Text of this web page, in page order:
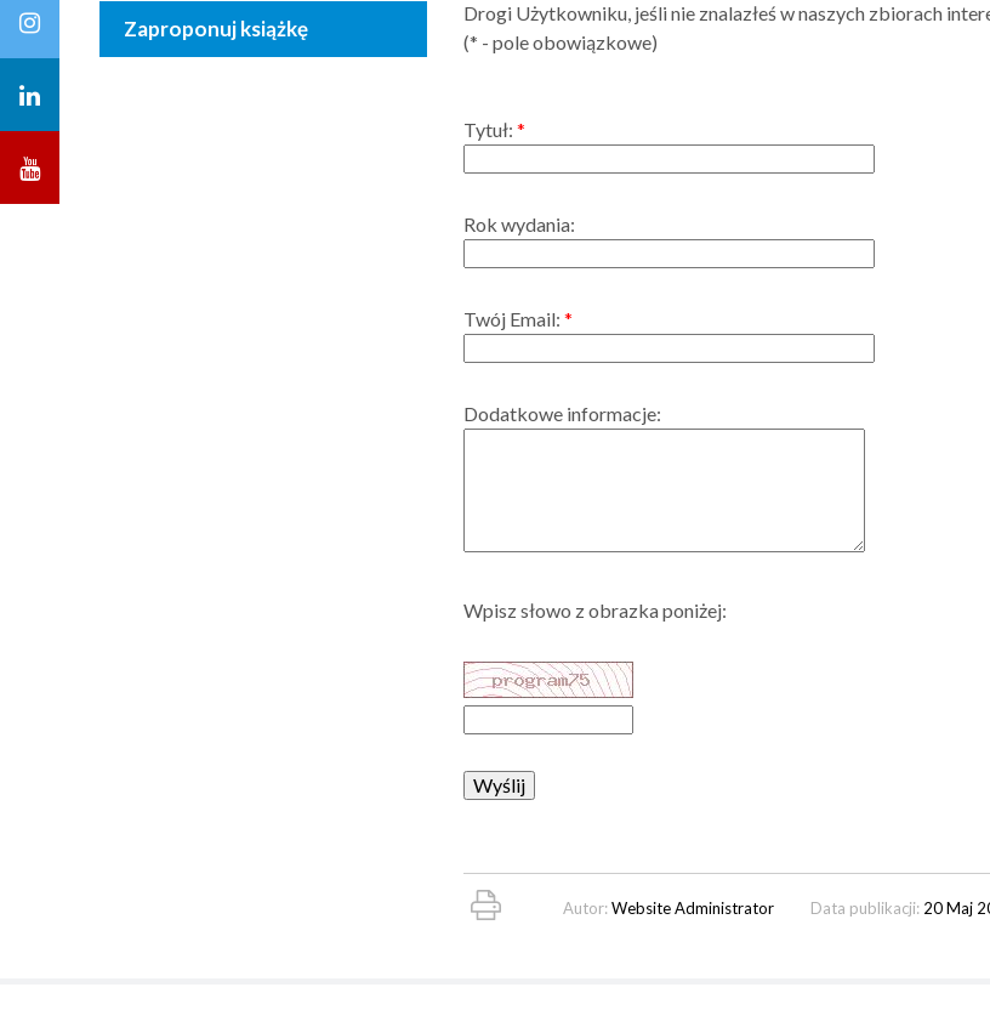
Zaproponuj książkę
Drogi Użytkowniku, jeśli nie znalazłeś w naszych zbiorach
(* - pole obowiązkowe)
Tytuł: *
Rok wydania:
Twój Email: *
Dodatkowe informacje:
Wpisz słowo z obrazka poniżej:
Autor:Website Administrator Data publikacji: 20 Maj